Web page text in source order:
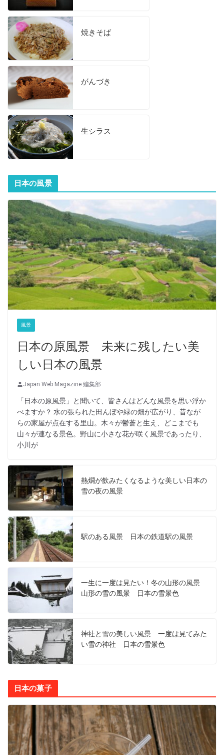
焼きそば
がんづき
生シラス
日本の風景
風景
日本の原風景 未来に残したい美
しい日本の風景
Japan Web Magazine 編集部
「日本の原風景」と聞いて、皆さんはどんな風景を思い浮か
べますか？ 水の張られた田んぼや緑の畑が広がり、昔なが
らの家屋が点在する里山。木々が鬱蒼と生え、どこまでも
山々が連なる景色。野山に小さな花が咲く風景であったり、
小川が
熱燗が飲みたくなるような美しい日本の
雪の夜の風景
駅のある風景 日本の鉄道駅の風景
一生に一度は見たい！冬の山形の風景
山形の雪の風景 日本の雪景色
神社と雪の美しい風景 一度は見てみた
い雪の神社 日本の雪景色
日本の菓子